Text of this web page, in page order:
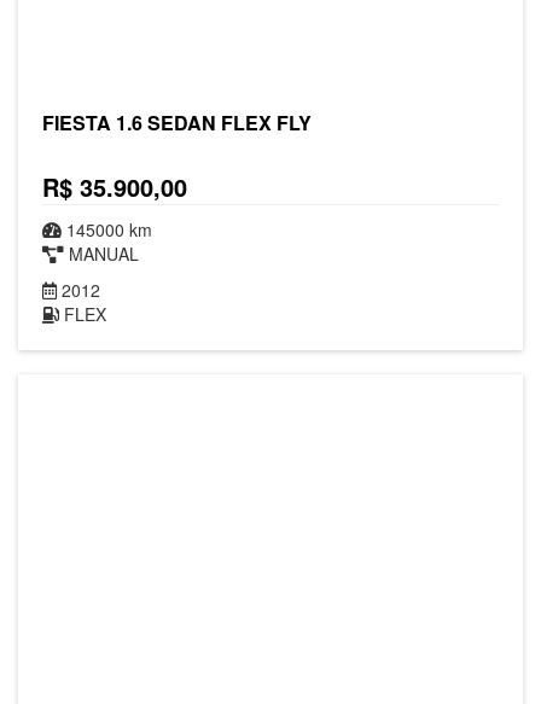
FIESTA 1.6 SEDAN FLEX FLY
R$ 35.900,00
145000 km
MANUAL
2012
FLEX